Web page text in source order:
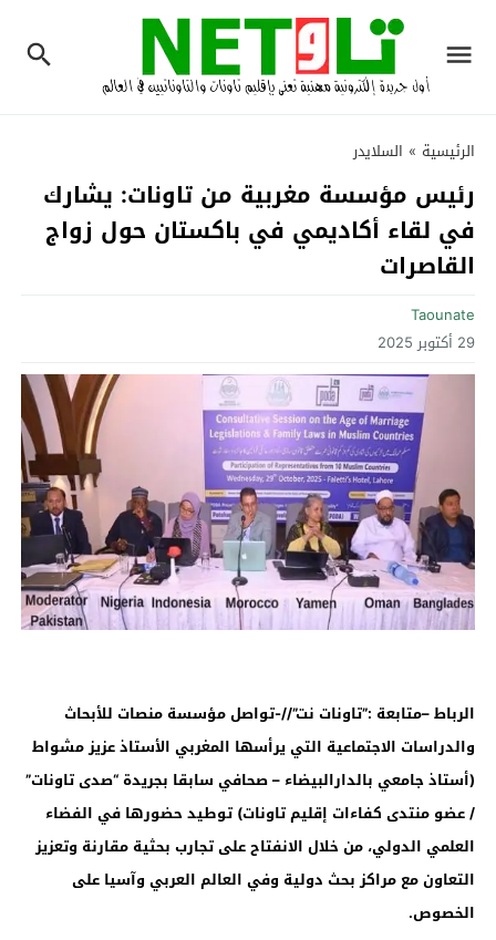
الرئيسية » السلايدر
رئيس مؤسسة مغربية من تاونات: يشارك
في لقاء أكاديمي في باكستان حول زواج
القاصرات
Taounate
29 أكتوبر 2025
الرباط –متابعة :”تاونات نت”//-تواصل مؤسسة منصات للأبحاث
والدراسات الاجتماعية التي يرأسها المغربي الأستاذ عزيز مشواط
(أستاذ جامعي بالدارالبيضاء – صحافي سابقا بجريدة “صدى تاونات”
/ عضو منتدى كفاءات إقليم تاونات) توطيد حضورها في الفضاء
العلمي الدولي، من خلال الانفتاح على تجارب بحثية مقارنة وتعزيز
التعاون مع مراكز بحث دولية وفي العالم العربي وآسيا على
الخصوص.